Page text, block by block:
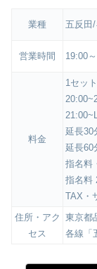
業種 五反田
営業時間 19:00
料金
1セッ
延長30
延長60
指名料
指名料
TAX・
住所・アク
セス
東京都
各線「